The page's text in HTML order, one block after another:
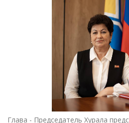
Глава - Председатель Хурала